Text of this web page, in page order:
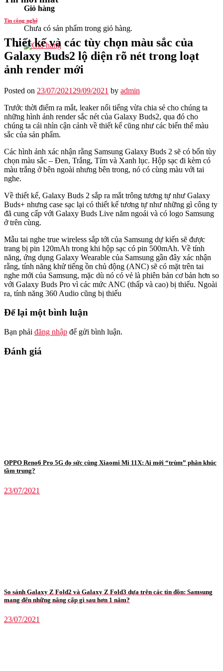
Giỏ hàng
Chưa có sản phẩm trong giỏ hàng.
Tin công nghệ
Thiết kế và các tùy chọn màu sắc của
Galaxy Buds2 lộ diện rõ nét trong loạt
ảnh render mới
Posted on 23/07/2021 29/09/2021 by admin
Trước thời điểm ra mắt, leaker nổi tiếng vừa chia sẻ cho chúng ta
những hình ảnh render sắc nét của Galaxy Buds2, qua đó cho
chúng ta cái nhìn cận cảnh về thiết kế cũng như các biến thể màu
sắc của sản phẩm.
Các hình ảnh xác nhận rằng Samsung Galaxy Buds 2 sẽ có bốn tùy
chọn màu sắc – Đen, Trắng, Tím và Xanh lục. Hộp sạc đi kèm có
màu trắng ở bên ngoài nhưng bên trong, nó có cùng màu với tai
nghe.
Về thiết kế, Galaxy Buds 2 sắp ra mắt trông tương tự như Galaxy
Buds+ nhưng case sạc lại có thiết kế tương tự như những gì công ty
đã cung cấp với Galaxy Buds Live năm ngoái và có logo Samsung
ở trên cùng.
Mẫu tai nghe true wireless sắp tới của Samsung dự kiến ​​sẽ được
trang bị pin 120mAh trong khi hộp sạc có pin 500mAh. Về tính
năng, ứng dụng Galaxy Wearable của Samsung gần đây xác nhận
rằng, tính năng khử tiếng ồn chủ động (ANC) sẽ có mặt trên tai
nghe mới của Samsung, mặc dù nó có vẻ là phiên bản cơ bản hơn so
với Galaxy Buds Pro vì các mức ANC (thấp và cao) bị thiếu. Ngoài
ra, tính năng 360 Audio cũng bị thiếu
Để lại một bình luận
Bạn phải đăng nhập để gửi bình luận.
Đánh giá
OPPO Reno6 Pro 5G đọ sức cùng Xiaomi Mi 11X: Ai mới “trùm” phân khúc
tầm trung?
23/07/2021
So sánh Galaxy Z Fold2 và Galaxy Z Fold3 dựa trên các tin đồn: Samsung
mang đến những nâng cấp gì sau hơn 1 năm?
23/07/2021